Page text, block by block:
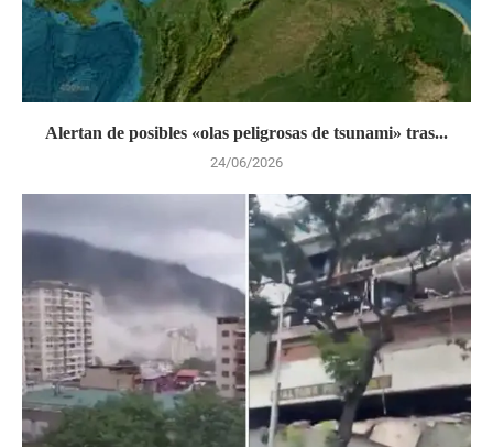
Alertan de posibles «olas peligrosas de tsunami» tras...
24/06/2026